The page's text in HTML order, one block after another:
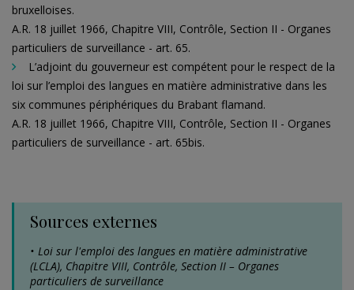
bruxelloises.
A.R. 18 juillet 1966, Chapitre VIII, Contrôle, Section II - Organes
particuliers de surveillance - art. 65.
L’adjoint du gouverneur est compétent pour le respect de la
loi sur l’emploi des langues en matière administrative dans les
six communes périphériques du Brabant flamand.
A.R. 18 juillet 1966, Chapitre VIII, Contrôle, Section II - Organes
particuliers de surveillance - art. 65bis.
Sources externes
Loi sur l'emploi des langues en matière administrative
(LCLA), Chapitre VIII, Contrôle, Section II – Organes
particuliers de surveillance